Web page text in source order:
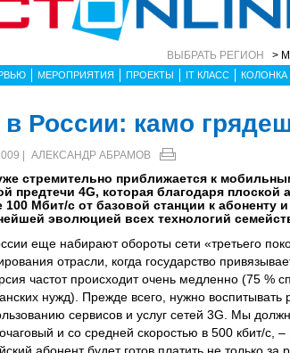
ВЫБРАТЬ РЕГИОН >
МЕРОПРИЯТИЯ ПРОЕКТЫ IT КЛАСС КОЛОНКА
в России: камо
| АЛЕКСАНДР АБРАМОВ
стремительно приближается к
предтечи 4G, которая благодаря
100 Мбит/с от базовой станции к абоненту
эволюцией всех технологий
еще набирают обороты сети «третьего
отрасли, когда государство
частот происходит очень медленно (75 %
нужд). Прежде всего, нужно
сервисов и услуг сетей 3G. Мы
и со средней скоростью в 500 кбит/с,